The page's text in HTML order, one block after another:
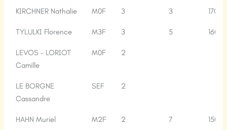
Nom Cat.
NB
Cls.
Pts.
KIRCHNER Nathalie M0F 3 3 170
TYLULKI Florence M3F 3 5 160
LEVOS - LORIOT
Camille
M0F 2
LE BORGNE
Cassandre
SEF 2
HAHN Muriel M2F 2 7 150